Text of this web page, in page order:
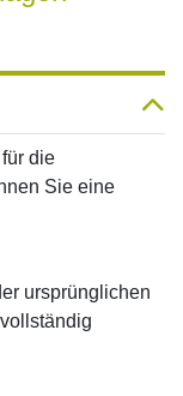
die
Sie eine
ursprünglichen